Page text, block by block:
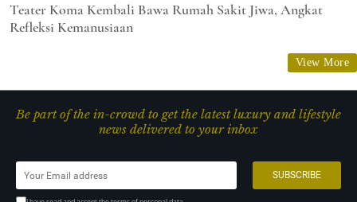
Teater Koma Kembali Bawa Rumah Sakit Jiwa, Angkat
Refleksi Kemanusiaan
View More
Be part of the in-crowd to get the latest luxury and lifestyle
news delivered to your inbox